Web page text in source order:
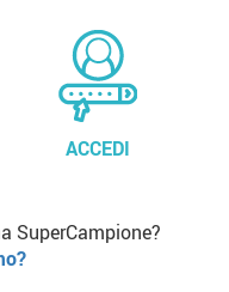
ACCEDI
SuperCampione?